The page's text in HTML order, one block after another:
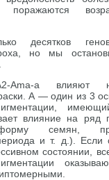
поражаются
десятков
но мы
Аma-а влияют
А — один из 3
влияние на ряд
семян,
и т. д.). Если
состоянии,